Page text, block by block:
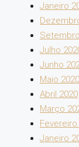
Janeiro
Julho
Junho
Maio 2020
Abril 2020
Março
Fevereiro
Janeiro